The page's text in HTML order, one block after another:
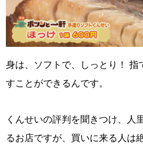
身は、ソフトで、しっとり！ 指
すことができるんです。
くんせいの評判を聞きつけ、人
るお店ですが、買いに来る人は